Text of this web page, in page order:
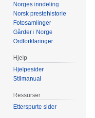
Norges inndeling
Norsk prestehistorie
Fotosamlinger
Gårder i Norge
Ordforklaringer
Hjelp
Hjelpesider
Stilmanual
Ressurser
Etterspurte sider